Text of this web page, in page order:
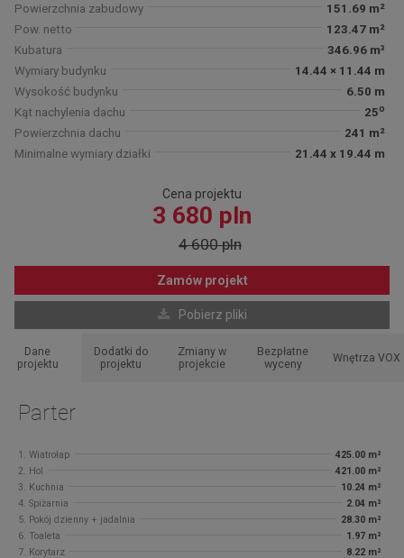
Powierzchnia zabudowy
151.69 m²
Pow. netto
123.47 m²
Kubatura
346.96 m³
Wymiary budynku
14.44 × 11.44 m
Wysokość budynku
6.50 m
Kąt nachylenia dachu
25o
Powierzchnia dachu
241 m²
Minimalne wymiary działki
21.44 x 19.44 m
Cena projektu
3 680 pln
4 600 pln
Zamów projekt
Pobierz pliki
Dane
projektu
Dodatki do
projektu
Zmiany w
projekcie
Bezpłatne
wyceny
Wnętrza VOX
Parter
1. Wiatrołap
425.00 m²
2. Hol
421.00 m²
3. Kuchnia
10.24 m²
4. Spiżarnia
2.04 m²
5. Pokój dzienny + jadalnia
28.30 m²
6. Toaleta
1.97 m²
7. Korytarz
8.22 m²